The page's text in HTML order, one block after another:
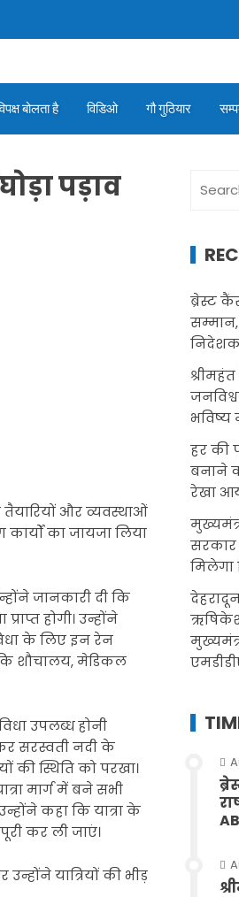
बोलता है विडिओ गौ गुठियार
पड़ाव
और व्यवस्थाओं
का जायजा लिया
जानकारी दी कि
होगी। उन्होंने
के लिए इन रेन
शौचालय, मेडिकल
उपलब्ध होनी
सरस्वती नदी के
की स्थिति को परखा।
मार्ग में बने सभी
कहा कि यात्रा के
कर ली जाएं।
यात्रियों की भीड़
for:
ब्रेस्ट
सम्मान,
भविष्य
हर की
बनाने
रेखा